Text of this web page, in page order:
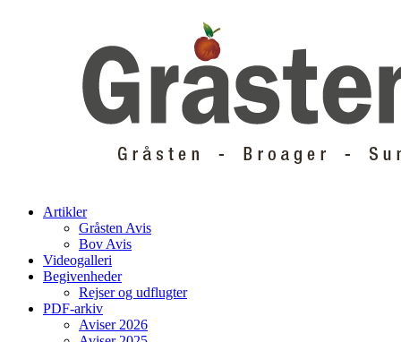
Artikler
Gråsten Avis
Bov Avis
Videogalleri
Begivenheder
Rejser og udflugter
PDF-arkiv
Aviser 2026